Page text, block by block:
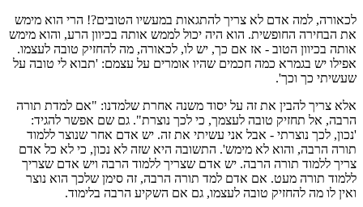
לכאורה, למה אדם לא צריך להתגאות במעשיו הטובים?! הרי הוא מימש
את הבחירה החופשית. הוא היה יכול לממש אותה בכיוון הרע, והוא מימש
אותה בכיוון הטוב - אז אם כך, יש לו, לכאורה, מה להחזיק טובה לעצמו.
אפילו יש בגמרא כמה חכמים שהיו אומרים על עצמם: 'תבוא לי טובה על
שעשיתי כך וכך'.
אלא צריך להבין את זה על יסוד משנה אחרת שלמדנו: "אם למדת תורה
הרבה, אל תחזיק טובה לעצמך, כי לכך נוצרת". גם שם אפשר להגיד:
'נכון, לכך נוצרתי - אבל אני עשיתי את זה. יש אדם אחר שנוצר ללמוד
תורה הרבה, והוא לא מימש'. התשובה היא שזה לא נכון, כי לא כל אדם
צריך ללמוד תורה הרבה. יש אדם שצריך ללמוד הרבה ויש אדם שצריך
ללמוד תורה מעט. אם אדם למד תורה הרבה, זה סימן שלכך הוא נוצר
ואין לו מה להחזיק טובה לעצמו, גם אם השקיע הרבה בלימוד.